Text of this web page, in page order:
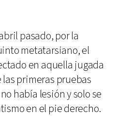
pasado, por la
metatarsiano, el
en aquella jugada
primeras pruebas
había lesión y solo se
en el pie derecho.